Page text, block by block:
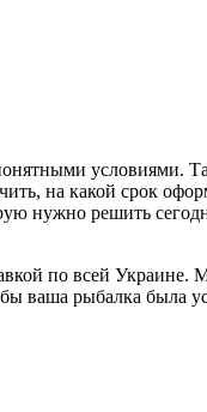
условиями.
на какой срок
нужно решить
по всей Украине.
ваша рыбалка была